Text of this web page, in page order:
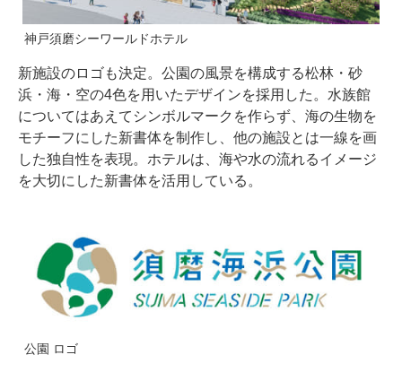
神戸須磨シーワールドホテル
新施設のロゴも決定。公園の風景を構成する松林・砂
浜・海・空の4色を用いたデザインを採用した。水族館
についてはあえてシンボルマークを作らず、海の生物を
モチーフにした新書体を制作し、他の施設とは一線を画
した独自性を表現。ホテルは、海や水の流れるイメージ
を大切にした新書体を活用している。
公園 ロゴ